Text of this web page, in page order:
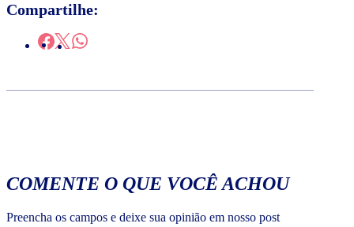
Compartilhe:
COMENTE O QUE VOCÊ ACHOU
Preencha os campos e deixe sua opinião em nosso post